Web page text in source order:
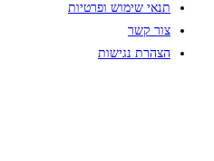
תנאי שימוש ופרטיות
צור קשר
הצהרת נגישות